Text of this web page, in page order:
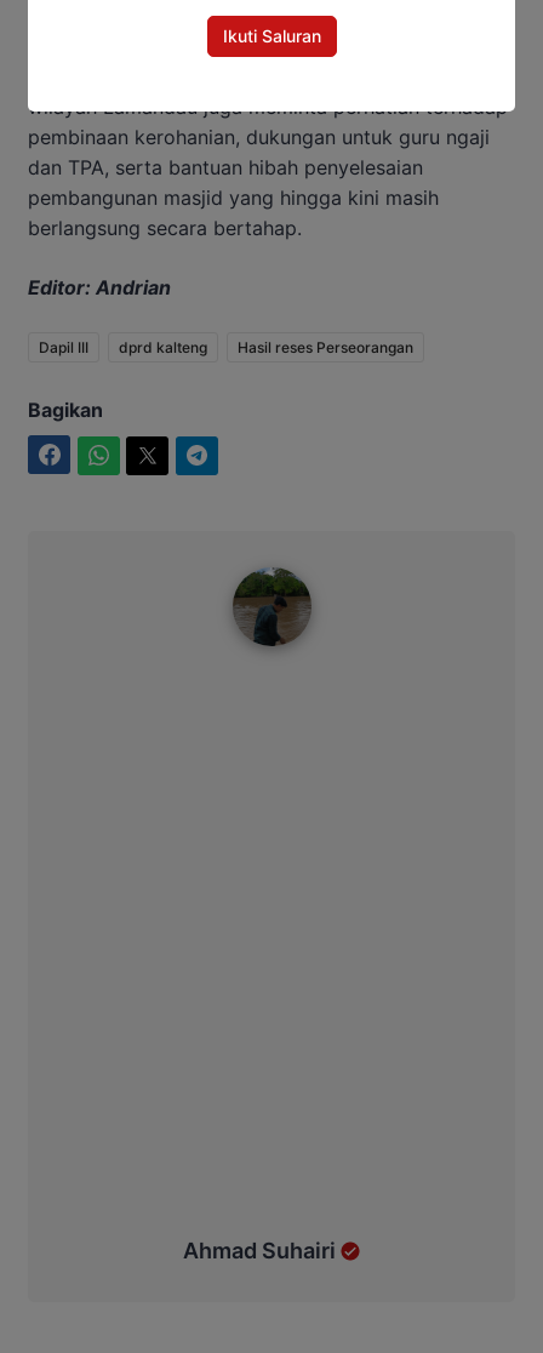
perpustakaan dan kearsipan.
wilayah Lamandau juga meminta perhatian terhadap
pembinaan kerohanian, dukungan untuk guru ngaji
dan TPA, serta bantuan hibah penyelesaian
pembangunan masjid yang hingga kini masih
berlangsung secara bertahap.
Editor: Andrian
Dapil III dprd kalteng Hasil reses Perseorangan
Bagikan
Ahmad Suhairi
Ikuti Saluran